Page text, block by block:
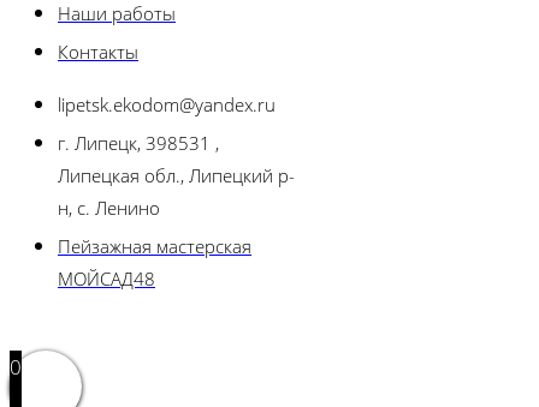
Наши работы
Контакты
lipetsk.ekodom@yandex.ru
г. Липецк, 398531 ,
Липецкая обл., Липецкий р-
н, с. Ленино
Пейзажная мастерская
МОЙСАД48
0